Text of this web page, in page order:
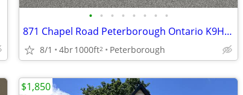
• • • • • • • •
871 Chapel Road Peterborough Ontario K9H7N1
8/1 4br1000ft2 Peterborough
$1,850